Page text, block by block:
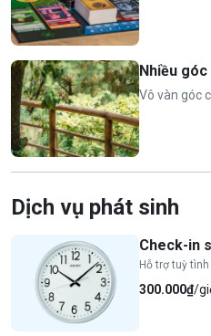
Nhiều
Vô vàn góc
Dịch vụ phát sinh
Check-in
Hỗ trợ tuỳ
300.000₫/